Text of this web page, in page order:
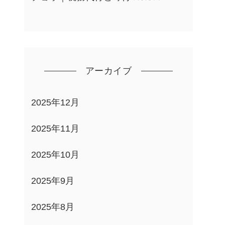
アーカイブ
2025年12月
2025年11月
2025年10月
2025年9月
2025年8月